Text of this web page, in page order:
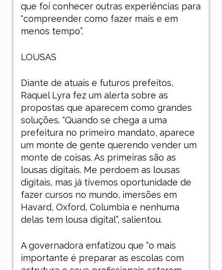
que foi conhecer outras experiências para
“compreender como fazer mais e em
menos tempo”.
LOUSAS
Diante de atuais e futuros prefeitos,
Raquel Lyra fez um alerta sobre as
propostas que aparecem como grandes
soluções. “Quando se chega a uma
prefeitura no primeiro mandato, aparece
um monte de gente querendo vender um
monte de coisas. As primeiras são as
lousas digitais. Me perdoem as lousas
digitais, mas já tivemos oportunidade de
fazer cursos no mundo, imersões em
Havard, Oxford, Columbia e nenhuma
delas tem lousa digital”, salientou.
A governadora enfatizou que “o mais
importante é preparar as escolas com